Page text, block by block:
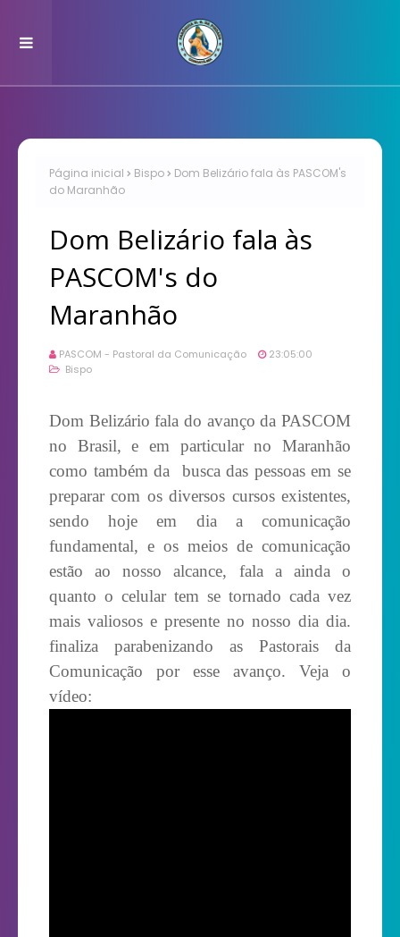
Página inicial Bispo
Dom Belizário fala às PASCOM's
do Maranhão
Dom Belizário fala às
PASCOM's do
Maranhão
PASCOM - Pastoral da Comunicação
23:05:00
Bispo
Dom Belizário fala do avanço da PASCOM
no Brasil, e em particular no Maranhão
como também da busca das pessoas em se
preparar com os diversos cursos existentes,
sendo hoje em dia a comunicação
fundamental, e os meios de comunicação
estão ao nosso alcance, fala a ainda o
quanto o celular tem se tornado cada vez
mais valiosos e presente no nosso dia dia.
finaliza parabenizando as Pastorais da
Comunicação por esse avanço. Veja o
vídeo: